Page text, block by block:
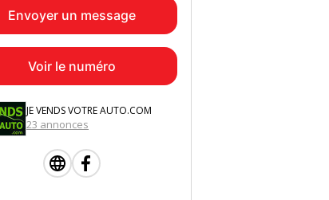
Envoyer un message
Voir le numéro
JE VENDS VOTRE AUTO.COM
23 annonces